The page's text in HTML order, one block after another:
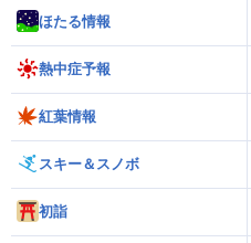
ほたる情報
熱中症予報
紅葉情報
スキー＆スノボ
初詣